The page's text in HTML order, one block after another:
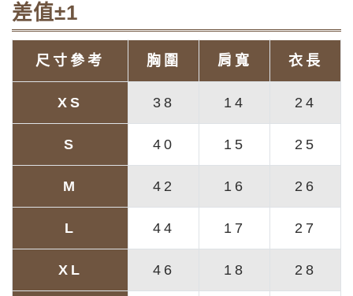
差值±1
尺寸參考 胸圍 肩寬 衣長
XS 38 14 24
S 40 15 25
M 42 16 26
L 44 17 27
XL 46 18 28